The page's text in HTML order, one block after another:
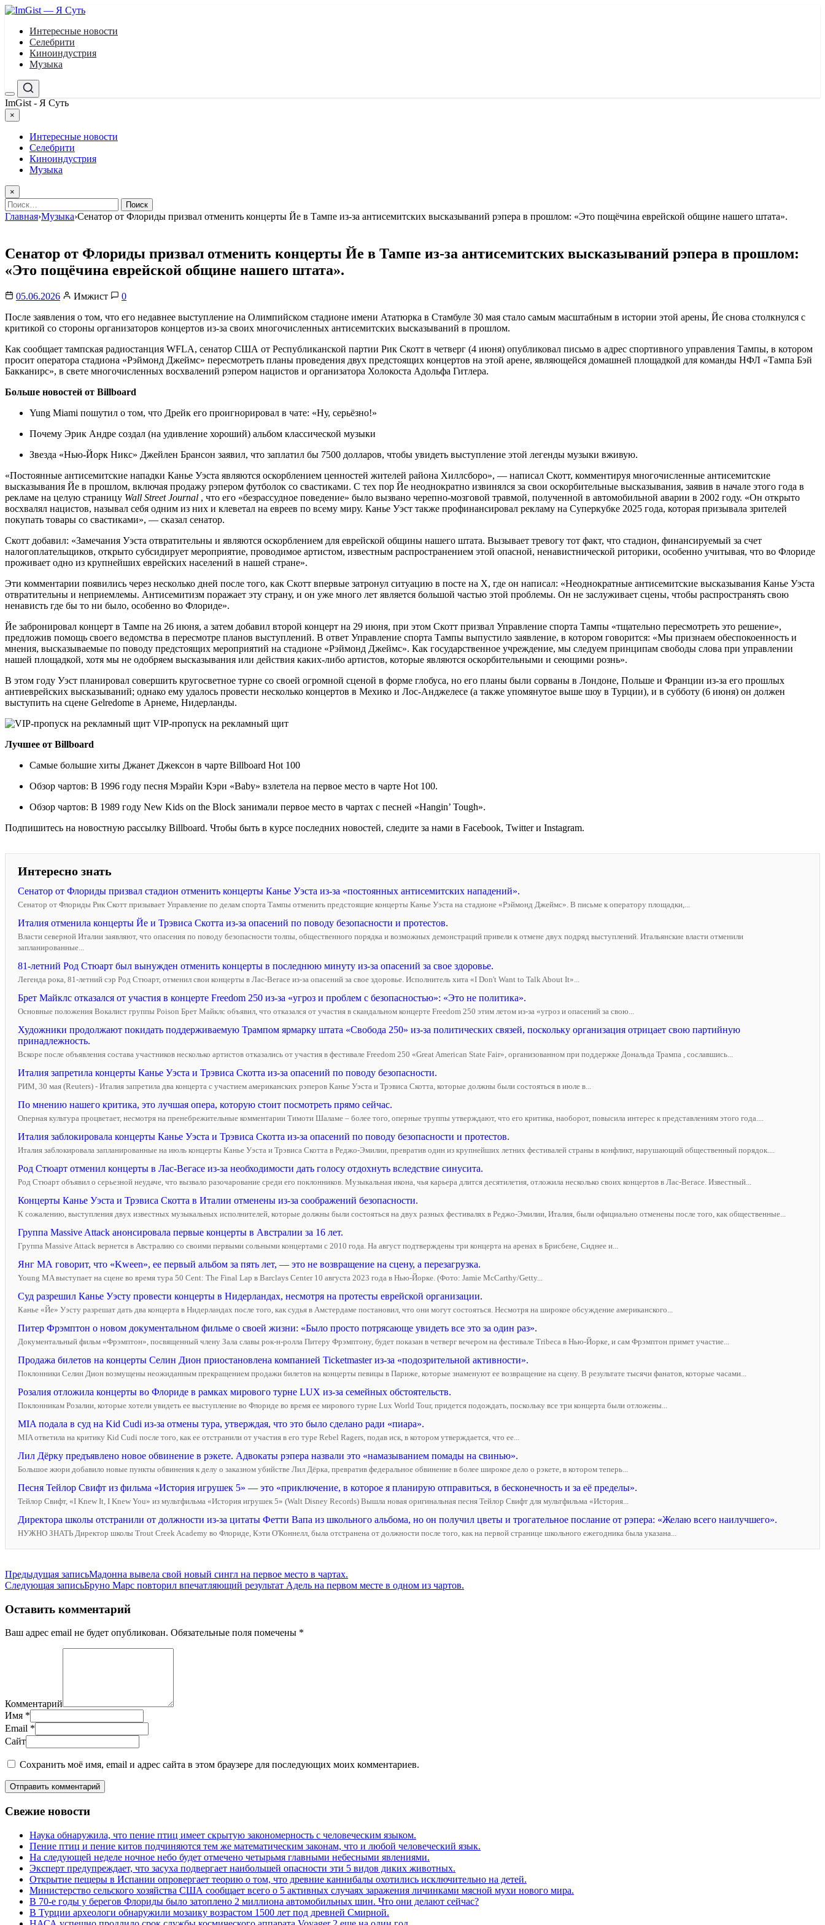
Перейти
содержимому
Интересные новости
Селебрити
Киноиндустрия
Музыка
МенюПоиск
ImGist - Я Суть
×
Закрыть
менюИнтересные новости
Селебрити
Киноиндустрия
Музыка
×
Найти:
Главная›Музыка›Сенатор от Флориды призвал отменить концерты Йе в Тампе из-за антисемитских высказываний рэпера в прошлом: «Это пощёчина еврейской общине нашего штата».
Сенатор от Флориды призвал отменить концерты Йе в Тампе из-за антисемитских высказываний рэпера в прошлом:
«Это пощёчина еврейской общине нашего штата».
05.06.2026 Имжист
0
После заявления о том, что его недавнее выступление на Олимпийском стадионе имени Ататюрка в Стамбуле 30 мая стало самым масштабным в истории этой арены, Йе снова столкнулся с
критикой со стороны организаторов концертов из-за своих многочисленных антисемитских высказываний в прошлом.
Как сообщает тампская радиостанция WFLA, сенатор США от Республиканской партии Рик Скотт в четверг (4 июня) опубликовал письмо в адрес спортивного управления Тампы, в котором
просит оператора стадиона «Рэймонд Джеймс» пересмотреть планы проведения двух предстоящих концертов на этой арене, являющейся домашней площадкой для команды НФЛ «Тампа Бэй
Бакканирс», в свете многочисленных восхвалений рэпером нацистов и организатора Холокоста Адольфа Гитлера.
Больше новостей от Billboard
Yung Miami пошутил о том, что Дрейк его проигнорировал в чате: «Ну, серьёзно!»
Почему Эрик Андре создал (на удивление хороший) альбом классической музыки
Звезда «Нью-Йорк Никс» Джейлен Брансон заявил, что заплатил бы 7500 долларов, чтобы увидеть выступление этой легенды музыки вживую.
«Постоянные антисемитские нападки Канье Уэста являются оскорблением ценностей жителей района Хиллсборо», — написал Скотт, комментируя многочисленные антисемитские
высказывания Йе в прошлом, включая продажу рэпером футболок со свастиками. С тех пор Йе неоднократно извинялся за свои оскорбительные высказывания, заявив в начале этого года в
рекламе на целую страницу Wall Street Journal , что его «безрассудное поведение» было вызвано черепно-мозговой травмой, полученной в автомобильной аварии в 2002 году. «Он открыто
восхвалял нацистов, называл себя одним из них и клеветал на евреев по всему миру. Канье Уэст также профинансировал рекламу на Суперкубке 2025 года, которая призывала зрителей
покупать товары со свастиками», — сказал сенатор.
Скотт добавил: «Замечания Уэста отвратительны и являются оскорблением для еврейской общины нашего штата. Вызывает тревогу тот факт, что стадион, финансируемый за счет
налогоплательщиков, открыто субсидирует мероприятие, проводимое артистом, известным распространением этой опасной, ненавистнической риторики, особенно учитывая, что во Флориде
проживает одно из крупнейших еврейских населений в нашей стране».
Эти комментарии появились через несколько дней после того, как Скотт впервые затронул ситуацию в посте на X, где он написал: «Неоднократные антисемитские высказывания Канье Уэста
отвратительны и неприемлемы. Антисемитизм поражает эту страну, и он уже много лет является большой частью этой проблемы. Он не заслуживает сцены, чтобы распространять свою
ненависть где бы то ни было, особенно во Флориде».
Йе забронировал концерт в Тампе на 26 июня, а затем добавил второй концерт на 29 июня, при этом Скотт призвал Управление спорта Тампы «тщательно пересмотреть это решение»,
предложив помощь своего ведомства в пересмотре планов выступлений. В ответ Управление спорта Тампы выпустило заявление, в котором говорится: «Мы признаем обеспокоенность и
мнения, высказываемые по поводу предстоящих мероприятий на стадионе «Рэймонд Джеймс». Как государственное учреждение, мы следуем принципам свободы слова при управлении
нашей площадкой, хотя мы не одобряем высказывания или действия каких-либо артистов, которые являются оскорбительными и сеющими рознь».
В этом году Уэст планировал совершить кругосветное турне со своей огромной сценой в форме глобуса, но его планы были сорваны в Лондоне, Польше и Франции из-за его прошлых
антиеврейских высказываний; однако ему удалось провести несколько концертов в Мехико и Лос-Анджелесе (а также упомянутое выше шоу в Турции), и в субботу (6 июня) он должен
выступить на сцене Gelredome в Арнеме, Нидерланды.
VIP-пропуск на рекламный щит
Лучшее от Billboard
Самые большие хиты Джанет Джексон в чарте Billboard Hot 100
Обзор чартов: В 1996 году песня Мэрайи Кэри «Baby» взлетела на первое место в чарте Hot 100.
Обзор чартов: В 1989 году New Kids on the Block занимали первое место в чартах с песней «Hangin’ Tough».
Подпишитесь на новостную рассылку Billboard. Чтобы быть в курсе последних новостей, следите за нами в Facebook, Twitter и Instagram.
Интересно знать
Сенатор от Флориды призвал стадион отменить концерты Канье Уэста из-за «постоянных антисемитских нападений».
Сенатор от Флориды Рик Скотт призывает Управление по делам спорта Тампы отменить предстоящие концерты Канье Уэста на стадионе «Рэймонд Джеймс». В письме к оператору площадки,...
Италия отменила концерты Йе и Трэвиса Скотта из-за опасений по поводу безопасности и протестов.
Власти северной Италии заявляют, что опасения по поводу безопасности толпы, общественного порядка и возможных демонстраций привели к отмене двух подряд выступлений. Итальянские власти отменили
запланированные...
81-летний Род Стюарт был вынужден отменить концерты в последнюю минуту из-за опасений за свое здоровье.
Легенда рока, 81-летний сэр Род Стюарт, отменил свои концерты в Лас-Вегасе из-за опасений за свое здоровье. Исполнитель хита «I Don't Want to Talk About It»...
Брет Майклс отказался от участия в концерте Freedom 250 из-за «угроз и проблем с безопасностью»: «Это не политика».
Основные положения Вокалист группы Poison Брет Майклс объявил, что отказался от участия в скандальном концерте Freedom 250 этим летом из-за «угроз и опасений за свою...
Художники продолжают покидать поддерживаемую Трампом ярмарку штата «Свобода 250» из-за политических связей, поскольку организация отрицает свою партийную
принадлежность.
Вскоре после объявления состава участников несколько артистов отказались от участия в фестивале Freedom 250 «Great American State Fair», организованном при поддержке Дональда Трампа , сославшись...
Италия запретила концерты Канье Уэста и Трэвиса Скотта из-за опасений по поводу безопасности.
РИМ, 30 мая (Reuters) - Италия запретила два концерта с участием американских рэперов Канье Уэста и Трэвиса Скотта, которые должны были состояться в июле в...
По мнению нашего критика, это лучшая опера, которую стоит посмотреть прямо сейчас.
Оперная культура процветает, несмотря на пренебрежительные комментарии Тимоти Шаламе – более того, оперные труппы утверждают, что его критика, наоборот, повысила интерес к представлениям этого года....
Италия заблокировала концерты Канье Уэста и Трэвиса Скотта из-за опасений по поводу безопасности и протестов.
Италия заблокировала запланированные на июль концерты Канье Уэста и Трэвиса Скотта в Реджо-Эмилии, превратив один из крупнейших летних фестивалей страны в конфликт, нарушающий общественный порядок....
Род Стюарт отменил концерты в Лас-Вегасе из-за необходимости дать голосу отдохнуть вследствие синусита.
Род Стюарт объявил о серьезной неудаче, что вызвало разочарование среди его поклонников. Музыкальная икона, чья карьера длится десятилетия, отложила несколько своих концертов в Лас-Вегасе. Известный...
Концерты Канье Уэста и Трэвиса Скотта в Италии отменены из-за соображений безопасности.
К сожалению, выступления двух известных музыкальных исполнителей, которые должны были состояться на двух разных фестивалях в Реджо-Эмилии, Италия, были официально отменены после того, как общественные...
Группа Massive Attack анонсировала первые концерты в Австралии за 16 лет.
Группа Massive Attack вернется в Австралию со своими первыми сольными концертами с 2010 года. На август подтверждены три концерта на аренах в Брисбене, Сиднее и...
Янг МА говорит, что «Kween», ее первый альбом за пять лет, — это не возвращение на сцену, а перезагрузка.
Young MA выступает на сцене во время тура 50 Cent: The Final Lap в Barclays Center 10 августа 2023 года в Нью-Йорке. (Фото: Jamie McCarthy/Getty...
Суд разрешил Канье Уэсту провести концерты в Нидерландах, несмотря на протесты еврейской организации.
Канье «Йе» Уэсту разрешат дать два концерта в Нидерландах после того, как судья в Амстердаме постановил, что они могут состояться. Несмотря на широкое обсуждение американского...
Питер Фрэмптон о новом документальном фильме о своей жизни: «Было просто потрясающе увидеть все это за один раз».
Документальный фильм «Фрэмптон», посвященный члену Зала славы рок-н-ролла Питеру Фрэмптону, будет показан в четверг вечером на фестивале Tribeca в Нью-Йорке, и сам Фрэмптон примет участие...
Продажа билетов на концерты Селин Дион приостановлена компанией Ticketmaster из-за «подозрительной активности».
Поклонники Селин Дион возмущены неожиданным прекращением продажи билетов на концерты певицы в Париже, которые знаменуют ее возвращение на сцену. В результате тысячи фанатов, которые часами...
Розалия отложила концерты во Флориде в рамках мирового турне LUX из-за семейных обстоятельств.
Поклонникам Розалии, которые хотели увидеть ее выступление во Флориде во время ее мирового турне Lux World Tour, придется подождать, поскольку все три концерта были отложены...
MIA подала в суд на Kid Cudi из-за отмены тура, утверждая, что это было сделано ради «пиара».
MIA ответила на критику Kid Cudi после того, как ее отстранили от участия в его туре Rebel Ragers, подав иск, в котором утверждается, что ее...
Лил Дёрку предъявлено новое обвинение в рэкете. Адвокаты рэпера назвали это «намазыванием помады на свинью».
Большое жюри добавило новые пункты обвинения к делу о заказном убийстве Лил Дёрка, превратив федеральное обвинение в более широкое дело о рэкете, в котором теперь...
Песня Тейлор Свифт из фильма «История игрушек 5» — это «приключение, в которое я планирую отправиться, в бесконечность и за её пределы».
Тейлор Свифт, «I Knew It, I Knew You» из мультфильма «История игрушек 5» (Walt Disney Records) Вышла новая оригинальная песня Тейлор Свифт для мультфильма «История...
Директора школы отстранили от должности из-за цитаты Фетти Вапа из школьного альбома, но он получил цветы и трогательное послание от рэпера: «Желаю всего наилучшего».
НУЖНО ЗНАТЬ Директор школы Trout Creek Academy во Флориде, Кэти О'Коннелл, была отстранена от должности после того, как на первой странице школьного ежегодника была указана...
Навигация
по
записям
Предыдущая записьМадонна вывела свой новый сингл на первое место в чартах.
Следующая записьБруно Марс повторил впечатляющий результат Адель на первом месте в одном из чартов.
Оставить комментарий
Ваш адрес email не будет опубликован. Обязательные поля помечены *
Комментарий
Имя *
Email *
Сайт
Сохранить моё имя, email и адрес сайта в этом браузере для последующих моих комментариев.
Отправить комментарий
Свежие новости
Наука обнаружила, что пение птиц имеет скрытую закономерность с человеческим языком.
Пение птиц и пение китов подчиняются тем же математическим законам, что и любой человеческий язык.
На следующей неделе ночное небо будет отмечено четырьмя главными небесными явлениями.
Эксперт предупреждает, что засуха подвергает наибольшей опасности эти 5 видов диких животных.
Открытие пещеры в Испании опровергает теорию о том, что древние каннибалы охотились исключительно на детей.
Министерство сельского хозяйства США сообщает всего о 5 активных случаях заражения личинками мясной мухи нового мира.
В 70-е годы у берегов Флориды было затоплено 2 миллиона автомобильных шин. Что они делают сейчас?
В Турции археологи обнаружили мозаику возрастом 1500 лет под древней Смирной.